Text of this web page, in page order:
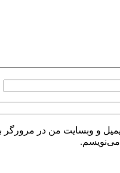
و وبسایت من در مرورگر
می‌نویسم.